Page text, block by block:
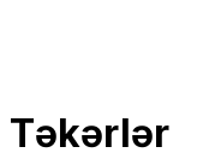
Təkərlər